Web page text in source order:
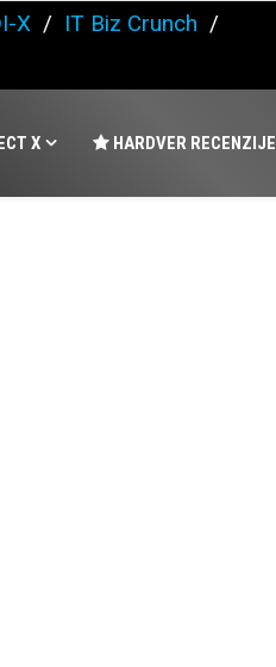
X / IT Biz Crunch /
X HARDVER RECENZIJE